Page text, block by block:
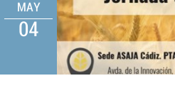
MAY
04